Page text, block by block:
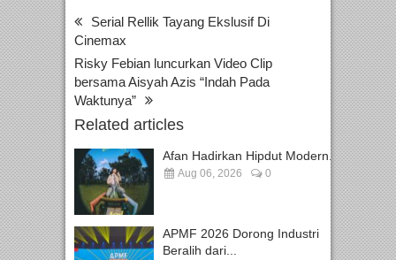
Serial Rellik Tayang Ekslusif Di
Cinemax
Risky Febian luncurkan Video Clip
bersama Aisyah Azis “Indah Pada
Waktunya”
Related articles
Afan Hadirkan Hipdut Modern...
Aug 06, 2026 0
APMF 2026 Dorong Industri
Beralih dari...